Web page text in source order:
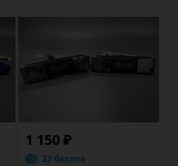
1 150 ₽
23 баллов